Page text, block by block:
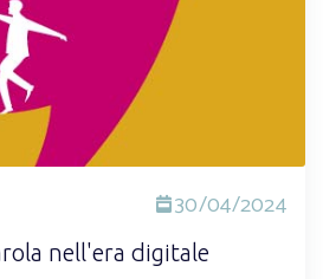
30/04/2024
nell'era digitale